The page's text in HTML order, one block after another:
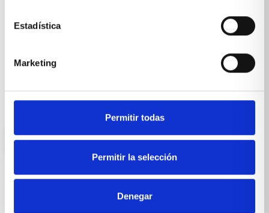
Estadística
Marketing
Permitir todas
Permitir la selección
Denegar
Carpintería a medida
ES
Contacto